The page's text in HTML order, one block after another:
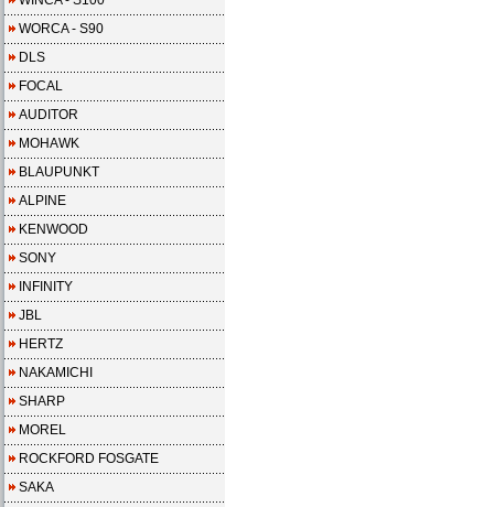
WORCA - S90
DLS
FOCAL
AUDITOR
MOHAWK
BLAUPUNKT
ALPINE
KENWOOD
SONY
INFINITY
JBL
HERTZ
NAKAMICHI
SHARP
MOREL
ROCKFORD FOSGATE
SAKA